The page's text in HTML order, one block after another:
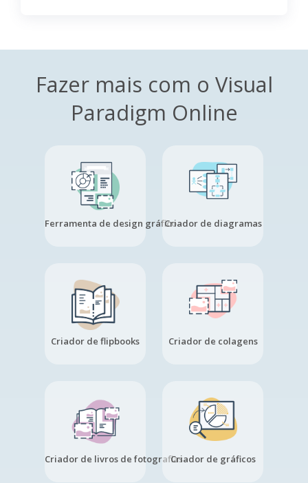
Fazer mais com o Visual
Paradigm Online
Ferramenta de design gráficoCriador de diagramas
Criador de flipbooks Criador de colagens
Criador de livros de fotografiasCriador de gráficos